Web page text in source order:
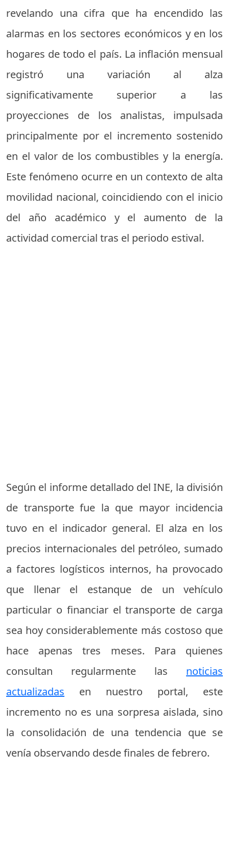
revelando una cifra que ha encendido las
alarmas en los sectores económicos y en los
hogares de todo el país. La inflación mensual
registró una variación al alza
significativamente superior a las
proyecciones de los analistas, impulsada
principalmente por el incremento sostenido
en el valor de los combustibles y la energía.
Este fenómeno ocurre en un contexto de alta
movilidad nacional, coincidiendo con el inicio
del año académico y el aumento de la
actividad comercial tras el periodo estival.
Según el informe detallado del INE, la división
de transporte fue la que mayor incidencia
tuvo en el indicador general. El alza en los
precios internacionales del petróleo, sumado
a factores logísticos internos, ha provocado
que llenar el estanque de un vehículo
particular o financiar el transporte de carga
sea hoy considerablemente más costoso que
hace apenas tres meses. Para quienes
consultan regularmente las noticias
actualizadas en nuestro portal, este
incremento no es una sorpresa aislada, sino
la consolidación de una tendencia que se
venía observando desde finales de febrero.